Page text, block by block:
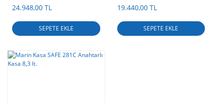
24.948,00 TL
SEPETE EKLE
19.440,00 TL
SEPETE EKLE